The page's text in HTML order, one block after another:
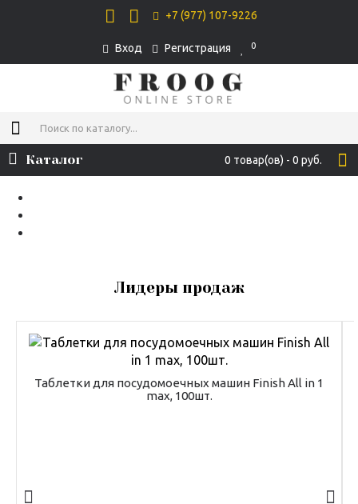
+7 (977) 107-9226
Вход Регистрация 0
0 товар(ов) - 0 руб.
Каталог
Лидеры продаж
Таблетки для посудомоечных машин Finish All in 1
max, 100шт.